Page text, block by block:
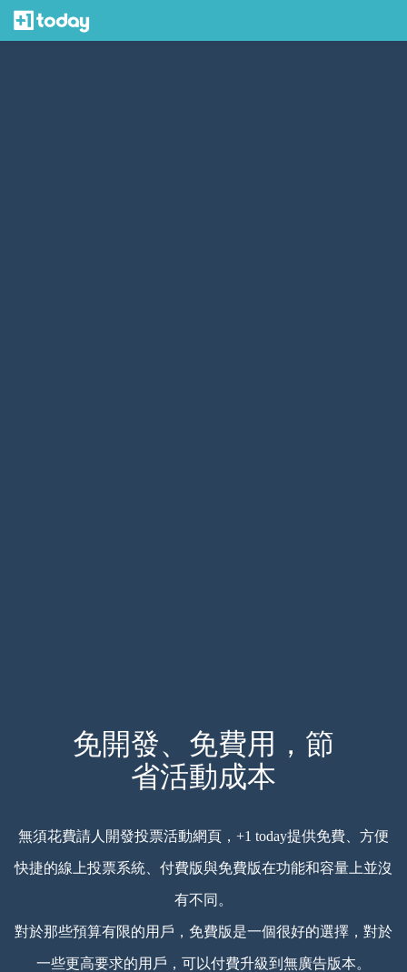
免開發、免費用，節
省活動成本
無須花費請人開發投票活動網頁，+1 today提供免費、方便
快捷的線上投票系統、付費版與免費版在功能和容量上並沒
有不同。
對於那些預算有限的用戶，免費版是一個很好的選擇，對於
一些更高要求的用戶，可以付費升級到無廣告版本。